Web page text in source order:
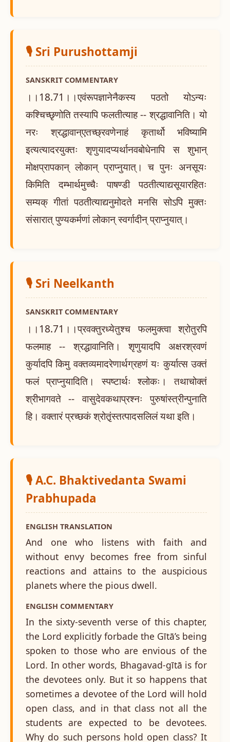
🎙️ Sri Purushottamji
SANSKRIT COMMENTARY
।।18.71।।एवंरूपज्ञानेनैकस्य पठतो योऽन्यः
कश्चिच्छृणोति तस्यापि फलतीत्याह -- श्रद्धावानिति। यो
नरः श्रद्धावान्एतच्छ्रवणेनाहं कृतार्थो भविष्यामि
इत्यत्यादरयुक्तः शृणुयादप्यर्थानवबोधेनापि स शुभान्
मोक्षप्रापकान् लोकान् प्राप्नुयात्। च पुनः अनसूयः
किमिति दम्भार्थमुच्चैः पाषण्डी पठतीत्याद्यसूयारहितः
सम्यक् गीतां पठतीत्याद्यनुमोदते मनसि सोऽपि मुक्तः
संसारात् पुण्यकर्मणां लोकान् स्वर्गादीन् प्राप्नुयात्।
🎙️ Sri Neelkanth
SANSKRIT COMMENTARY
।।18.71।।प्रवक्तुरध्येतुश्च फलमुक्त्वा श्रोतुरपि
फलमाह -- श्रद्धावानिति। शृणुयादपि अक्षरश्रवणं
कुर्यादपि किमु वक्तव्यमादरेणार्थग्रहणं यः कुर्यात्स उक्तं
फलं प्राप्नुयादिति। स्पष्टार्थः श्लोकः। तथाचोक्तं
श्रीभागवते -- वासुदेवकथाप्रश्नः पुरुषांस्त्रीन्पुनाति
हि। वक्तारं प्रच्छकं श्रोतृ़ंस्तत्पादसलिलं यथा इति।
🎙️ A.C. Bhaktivedanta Swami
Prabhupada
ENGLISH TRANSLATION
And one who listens with faith and
without envy becomes free from sinful
reactions and attains to the auspicious
planets where the pious dwell.
ENGLISH COMMENTARY
In the sixty-seventh verse of this chapter,
the Lord explicitly forbade the Gītā’s being
spoken to those who are envious of the
Lord. In other words, Bhagavad-gītā is for
the devotees only. But it so happens that
sometimes a devotee of the Lord will hold
open class, and in that class not all the
students are expected to be devotees.
Why do such persons hold open class? It